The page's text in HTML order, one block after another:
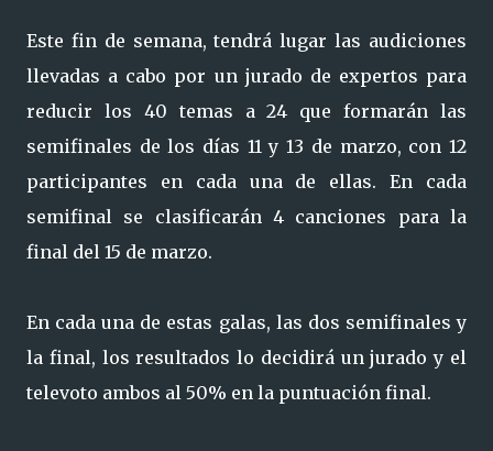
Este fin de semana, tendrá lugar las audiciones
llevadas a cabo por un jurado de expertos para
reducir los 40 temas a 24 que formarán las
semifinales de los días 11 y 13 de marzo, con 12
participantes en cada una de ellas. En cada
semifinal se clasificarán 4 canciones para la
final del 15 de marzo.
En cada una de estas galas, las dos semifinales y
la final, los resultados lo decidirá un jurado y el
televoto ambos al 50% en la puntuación final.